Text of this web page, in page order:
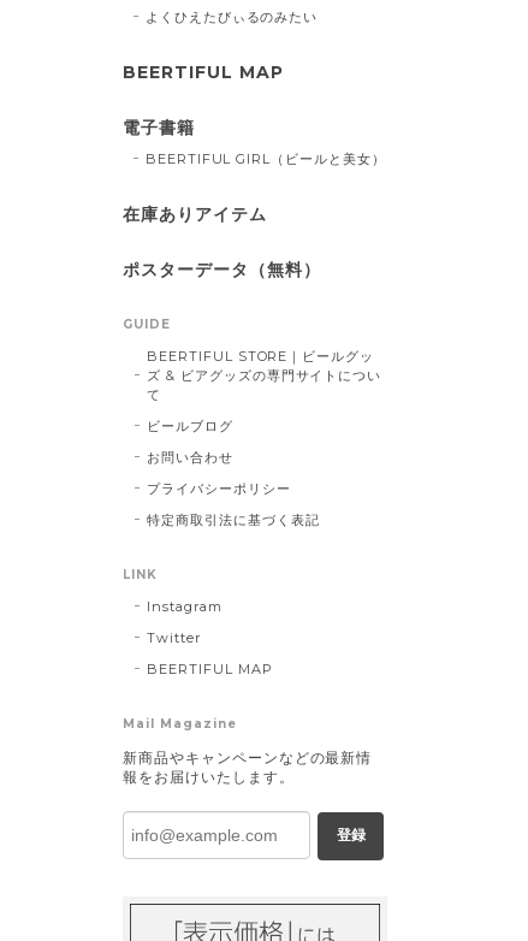
よくひえたびぃるのみたい
BEERTIFUL MAP
電子書籍
BEERTIFUL GIRL（ビールと美女）
在庫ありアイテム
ポスターデータ（無料）
GUIDE
BEERTIFUL STORE｜ビールグッ
ズ & ビアグッズの専門サイトについ
て
ビールブログ
お問い合わせ
プライバシーポリシー
特定商取引法に基づく表記
LINK
Instagram
Twitter
BEERTIFUL MAP
Mail Magazine
新商品やキャンペーンなどの最新情
報をお届けいたします。
登録